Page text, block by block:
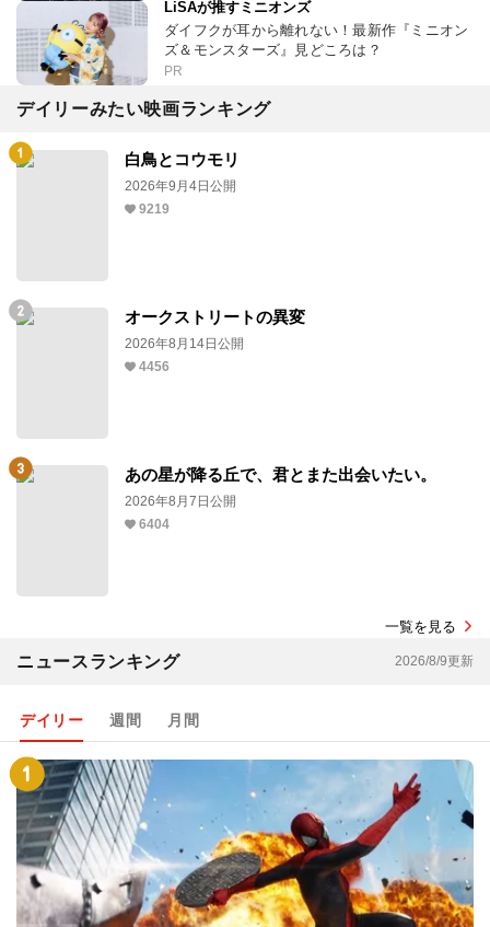
LiSAが推すミニオンズ
ダイフクが耳から離れない！最新作『ミニオン
ズ＆モンスターズ』見どころは？
PR
デイリーみたい映画ランキング
白鳥とコウモリ
2026年9月4日公開
9219
オークストリートの異変
2026年8月14日公開
4456
あの星が降る丘で、君とまた出会いたい。
2026年8月7日公開
6404
一覧を見る
ニュースランキング 2026/8/9更新
デイリー 週間 月間